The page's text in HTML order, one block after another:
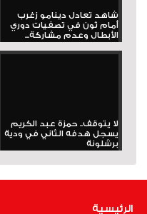
شاهد تعادل دينامو زغرب
أمام ثون في تصفيات دوري
الأبطال وعدم مشاركة...
لا يتوقف.. حمزة عبد الكريم
يسجل هدفه الثاني في ودية
برشلونة
الرئيسية